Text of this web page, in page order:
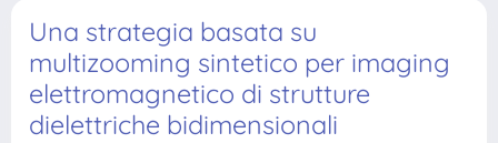
Una strategia basata su
multizooming sintetico per imaging
elettromagnetico di strutture
dielettriche bidimensionali